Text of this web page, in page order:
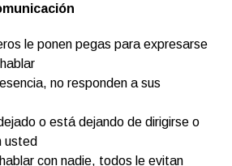
le ponen pegas para expresarse
no responden a sus
o está dejando de dirigirse o
usted
con nadie, todos le evitan